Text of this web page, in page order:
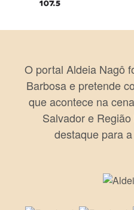
O portal Aldeia Nagô
Barbosa e pretende
que acontece na
Salvador e
destaque para